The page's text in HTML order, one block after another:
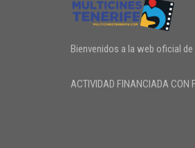
Bienvenidos a la web oficial
ACTIVIDAD FINANCIADA CON